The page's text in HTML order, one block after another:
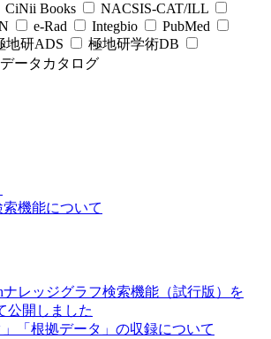
CiNii Books
NACSIS-CAT/ILL
e-Rad Integbio
PubMed
地研ADS
極地研学術DB
ータカタログ
機能について
ナレッジグラフ検索機能（試行版）を
公開しました
」「根拠データ」の収録について